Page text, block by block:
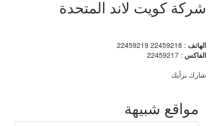
شركة كويت لاند المتحدة
الهاتف : 22459218 22459219
الفاكس : 22459217
شارك برأيك
مواقع شبيهة